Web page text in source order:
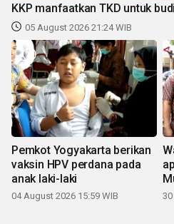
KKP manfaatkan TKD untuk
05 August 2026 21:24 WIB
Pemkot Yogyakarta berikan
vaksin HPV perdana pada
anak laki-laki
04 August 2026 15:59 WIB 30